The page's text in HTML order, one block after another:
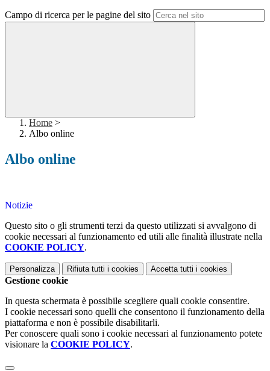
Campo di ricerca per le pagine del sito
Home >
Albo online
Albo online
Notizie
Questo sito o gli strumenti terzi da questo utilizzati si avvalgono di
cookie necessari al funzionamento ed utili alle finalità illustrate nella
COOKIE POLICY.
Personalizza Rifiuta tutti i cookies Accetta tutti i cookies
Gestione cookie
In questa schermata è possibile scegliere quali cookie consentire.
I cookie necessari sono quelli che consentono il funzionamento della
piattaforma e non è possibile disabilitarli.
Per conoscere quali sono i cookie necessari al funzionamento potete
visionare la COOKIE POLICY.